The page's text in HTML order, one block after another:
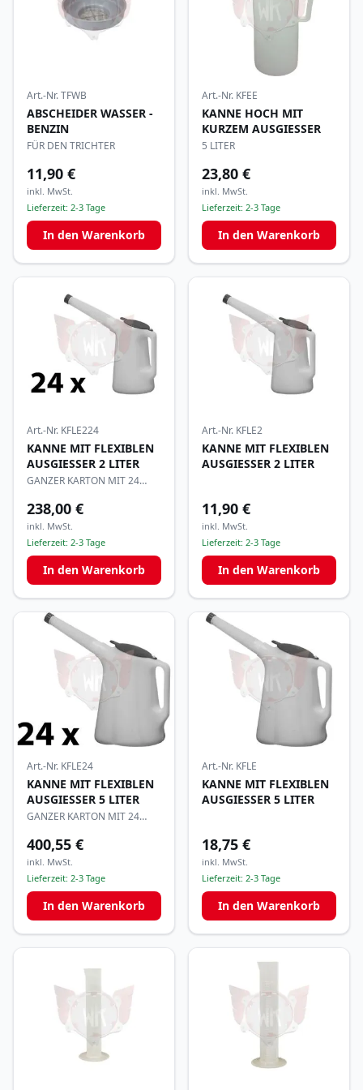
Art.-Nr.TFWB
ABSCHEIDER WASSER -
BENZIN
FÜR DEN TRICHTER
11,90 €
inkl. MwSt.
Lieferzeit: 2-3 Tage
In den Warenkorb
Art.-Nr. KFEE
KANNE HOCH MIT
KURZEM AUSGIESSER
5 LITER
23,80 €
inkl. MwSt.
Lieferzeit: 2-3 Tage
In den Warenkorb
Art.-Nr. KFLE224
KANNE MIT FLEXIBLEN
AUSGIESSER 2 LITER
GANZER KARTON MIT 24
238,00 €
inkl. MwSt.
Lieferzeit: 2-3 Tage
In den Warenkorb
Art.-Nr. KFLE2
KANNE MIT FLEXIBLEN
AUSGIESSER 2 LITER
11,90 €
inkl. MwSt.
Lieferzeit: 2-3 Tage
In den Warenkorb
Art.-Nr. KFLE24
KANNE MIT FLEXIBLEN
AUSGIESSER 5 LITER
GANZER KARTON MIT 24
400,55 €
inkl. MwSt.
Lieferzeit: 2-3 Tage
In den Warenkorb
Art.-Nr. KFLE
KANNE MIT FLEXIBLEN
AUSGIESSER 5 LITER
18,75 €
inkl. MwSt.
Lieferzeit: 2-3 Tage
In den Warenkorb